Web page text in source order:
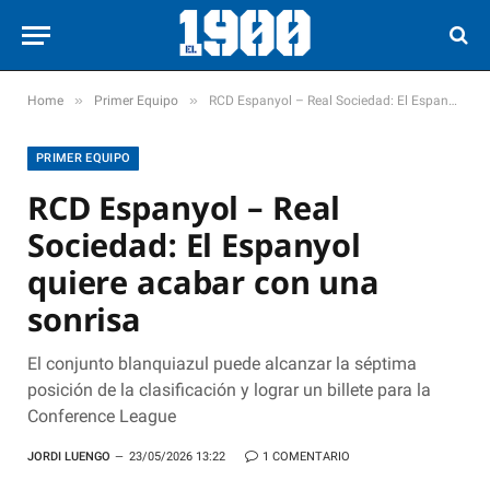
Home » Primer Equipo » RCD Espanyol – Real Sociedad: El Espanyol quiere acabar con una sonrisa
PRIMER EQUIPO
RCD Espanyol – Real
Sociedad: El Espanyol
quiere acabar con una
sonrisa
El conjunto blanquiazul puede alcanzar la séptima
posición de la clasificación y lograr un billete para la
Conference League
JORDI LUENGO 23/05/2026 13:22 1 COMENTARIO